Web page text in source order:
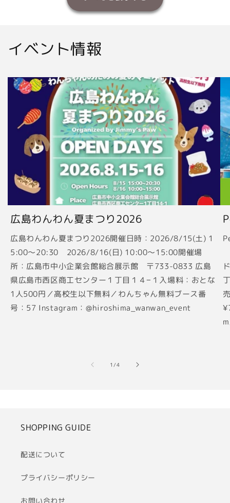
イベント情報
広島わんわん夏まつり2026
広島わんわん夏まつり2026開催日時：2026/8/15(土) 1
5:00〜20:30 2026/8/16(日) 10:00〜15:00開催場
所：広島市中小企業会館総合展示館 〒733-0833 広島
県広島市西区商工センター１丁目１４−１入場料：おとな
1人500円／高校生以下無料／わんちゃん無料ブース番
号：57 Instagram：@hiroshima_wanwan_event
1 /の
4
SHOPPING GUIDE
配送について
プライバシーポリシー
お問い合わせ